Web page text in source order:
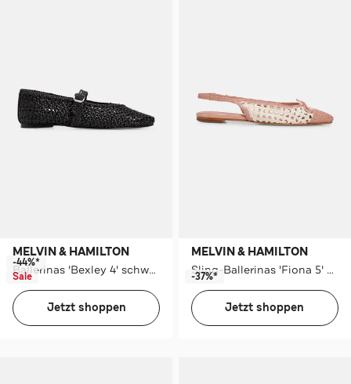
MELVIN & HAMILTON
Ballerinas 'Bexley 4' schwarz
-44%*
Sale
Jetzt shoppen
MELVIN & HAMILTON
Sling-Ballerinas 'Fiona 5' mehrfarbig
-37%*
Jetzt shoppen